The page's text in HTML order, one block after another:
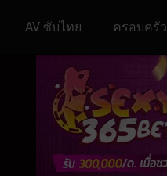
AV ซับไทย ครอบครัว